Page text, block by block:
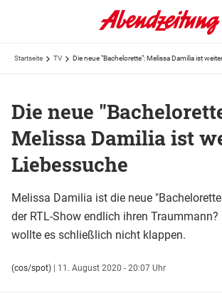
Startseite TV Die neue "Bachelorette": Melissa Damilia ist
Die neue
Melissa Damilia ist
Liebessuche
Melissa Damilia ist die neue
der RTL-Show endlich ihren Traummann?
wollte es schließlich nicht klappen.
(cos/spot) | 11. August 2020 - 20:07 Uhr